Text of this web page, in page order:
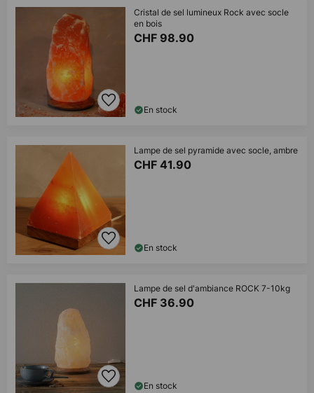
Cristal de sel lumineux Rock avec socle
en bois
CHF 98.90
En stock
Lampe de sel pyramide avec socle, ambre
CHF 41.90
En stock
Lampe de sel d'ambiance ROCK 7-10kg
CHF 36.90
En stock